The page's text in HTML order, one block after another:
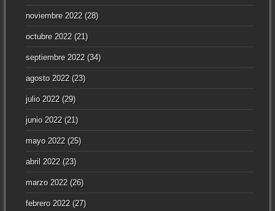
noviembre 2022(28)
octubre 2022(21)
septiembre 2022(34)
agosto 2022(23)
julio 2022(29)
junio 2022(21)
mayo 2022(25)
abril 2022(23)
marzo 2022(26)
febrero 2022(27)